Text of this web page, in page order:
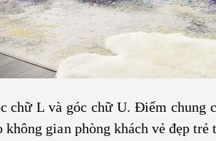
chữ L và góc chữ U. Điểm
không gian phòng khách vẻ đẹp